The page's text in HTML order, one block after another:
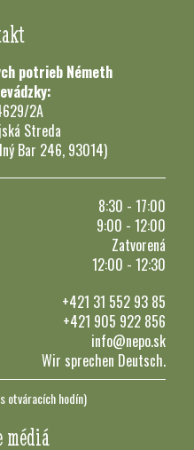
potrieb Németh
2A
Streda
Bar 246, 93014)
8:30 - 17:00
9:00 - 12:00
Zatvorená
12:00 - 12:30
+421 31 552 93 85
+421 905 922 856
info@nepo.sk
Wir sprechen Deutsch.
otváracích hodín)
médiá